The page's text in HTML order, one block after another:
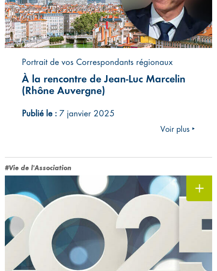
Portrait de vos Correspondants régionaux
À la rencontre de Jean-Luc Marcelin
(Rhône Auvergne)
Publié le : 7 janvier 2025
Voir plus ‣
#Vie de l'Association